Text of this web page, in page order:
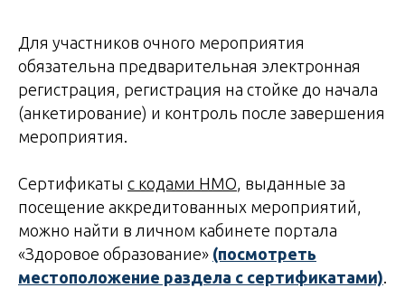
Для участников очного мероприятия
обязательна предварительная электронная
регистрация, регистрация на стойке до начала
(анкетирование) и контроль после завершения
мероприятия.
Сертификаты с кодами НМО, выданные за
посещение аккредитованных мероприятий,
можно найти в личном кабинете портала
«Здоровое образование» (посмотреть
местоположение раздела с сертификатами).